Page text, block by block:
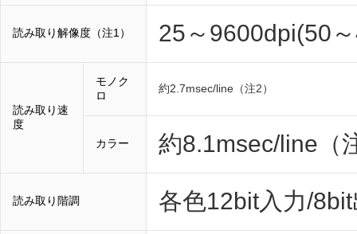
読み取り解像度（注1） 25～9600dpi(50
読み取り速
度
モノク
ロ
約2.7msec/line（注2）
カラー 約8.1msec/line（
読み取り階調 各色12bit入力/